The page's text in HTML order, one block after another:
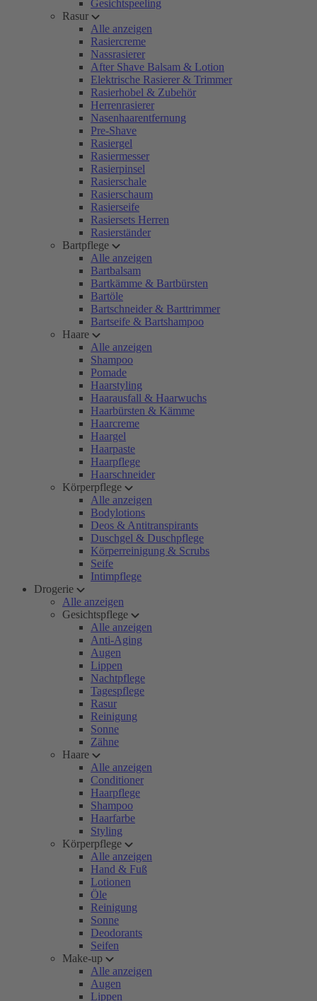
Gesichtspeeling
Rasur
Alle anzeigen
Rasiercreme
Nassrasierer
After Shave Balsam & Lotion
Elektrische Rasierer & Trimmer
Rasierhobel & Zubehör
Herrenrasierer
Nasenhaarentfernung
Pre-Shave
Rasiergel
Rasiermesser
Rasierpinsel
Rasierschale
Rasierschaum
Rasierseife
Rasiersets Herren
Rasierständer
Bartpflege
Alle anzeigen
Bartbalsam
Bartkämme & Bartbürsten
Bartöle
Bartschneider & Barttrimmer
Bartseife & Bartshampoo
Haare
Alle anzeigen
Shampoo
Pomade
Haarstyling
Haarausfall & Haarwuchs
Haarbürsten & Kämme
Haarcreme
Haargel
Haarpaste
Haarpflege
Haarschneider
Körperpflege
Alle anzeigen
Bodylotions
Deos & Antitranspirants
Duschgel & Duschpflege
Körperreinigung & Scrubs
Seife
Intimpflege
Drogerie
Alle anzeigen
Gesichtspflege
Alle anzeigen
Anti-Aging
Augen
Lippen
Nachtpflege
Tagespflege
Rasur
Reinigung
Sonne
Zähne
Haare
Alle anzeigen
Conditioner
Haarpflege
Shampoo
Haarfarbe
Styling
Körperpflege
Alle anzeigen
Hand & Fuß
Lotionen
Öle
Reinigung
Sonne
Deodorants
Seifen
Make-up
Alle anzeigen
Augen
Lippen